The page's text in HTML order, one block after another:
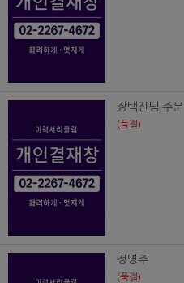
장택진님 주문
(품절)
정영주
(품절)